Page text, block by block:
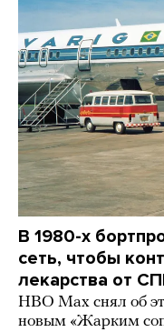
В 1980-х
сеть, чтобы
лекарства от
HBO Max снял об
новым «Жарким